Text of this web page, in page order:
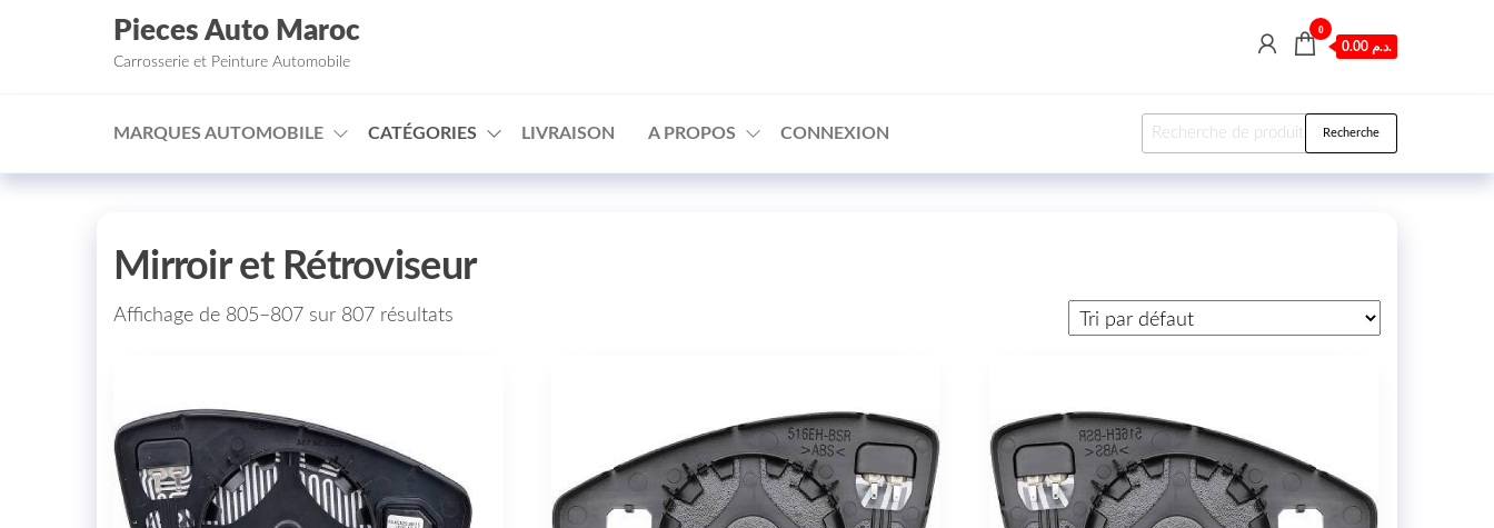
Aller au contenu
Pieces Auto Maroc
Carrosserie et Peinture Automobile
0
0.00 د.م.
MARQUES AUTOMOBILE CATÉGORIES LIVRAISON A PROPOS CONNEXION Recherche pour : Recherche
Mirroir et Rétroviseur
Affichage de 805–807 sur 807 résultats